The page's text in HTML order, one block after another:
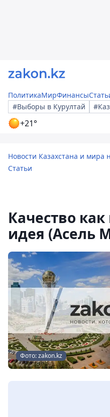
ПолитикаМирФинансы
#Выборы в Курултай
+21°
Новости Казахстана и мира
Статьи
Качество
идея (Асель
Фото: zakon.kz